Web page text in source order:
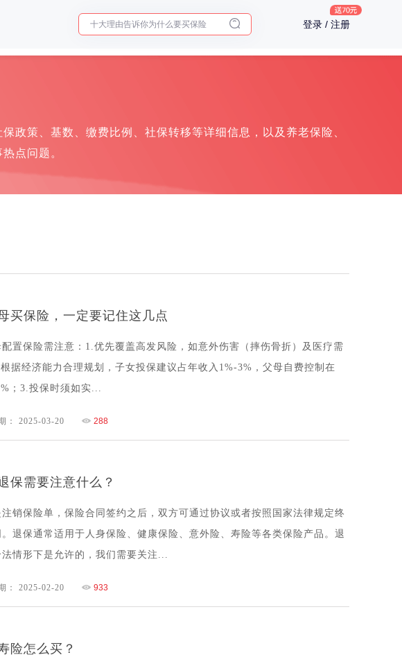
入职体检在线预约 登录 / 注册
政策、基数、缴费比例、社保转移等详细信息，以及养老保险、
点问题。
买保险，一定要记住这几点
配置保险需注意：1.优先覆盖高发风险，如意外伤害（摔伤骨折）及医疗需
据经济能力合理规划，子女投保建议占年收入1%-3%，父母自费控制在
；3.投保时须如实...
： 2025-03-20 288
保需要注意什么？
销保险单，保险合同签约之后，双方可通过协议或者按照国家法律规定终
。退保通常适用于人身保险、健康保险、意外险、寿险等各类保险产品。退
情形下是允许的，我们需要关注...
： 2025-02-20 933
险怎么买？